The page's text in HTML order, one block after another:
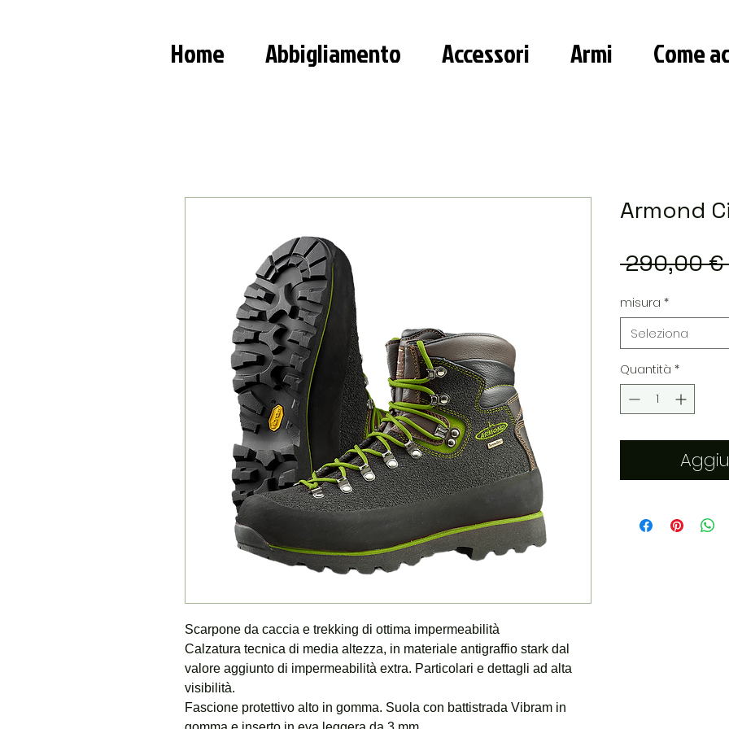
Home Abbigliamento Accessori Armi Come
Scarpone da caccia e trekking di ottima impermeabilità
Calzatura tecnica di media altezza, in materiale antigraffio stark dal
valore aggiunto di impermeabilità extra. Particolari e dettagli ad alta
visibilità.
Fascione protettivo alto in gomma. Suola con battistrada Vibram in
Armond
290,00 €
misura *
Seleziona
Quantità *